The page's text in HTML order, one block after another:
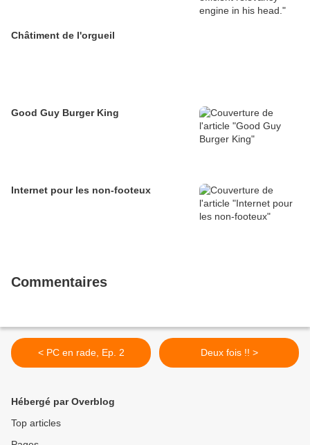
Châtiment de l'orgueil
Good Guy Burger King
Internet pour les non-footeux
Commentaires
< PC en rade, Ep. 2 Deux fois !! >
Hébergé par Overblog
Top articles